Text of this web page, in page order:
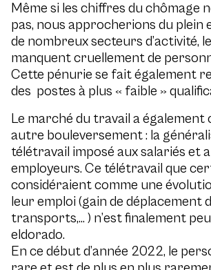
Même si les chiffres du chômage
pas, nous approcherions du plein
de nombreux secteurs d’activité,
manquent cruellement de
Cette pénurie se fait également
des postes à plus « faible »
Le marché du travail a également
autre bouleversement : la
télétravail imposé aux salariés et
employeurs. Ce télétravail que
considéraient comme une
leur emploi (gain de déplacement
transports,… ) n’est finalement
eldorado.
En ce début d’année 2022, le